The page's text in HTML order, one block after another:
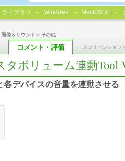
画像＆サウンド > その他
コメント・評価 スクリーンショット
タボリューム連動Tool
デバイスの音量を連動させる
ライブラリ Windows Mac(OS X)